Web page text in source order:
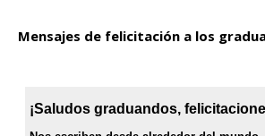
Mensajes de felicitación a los